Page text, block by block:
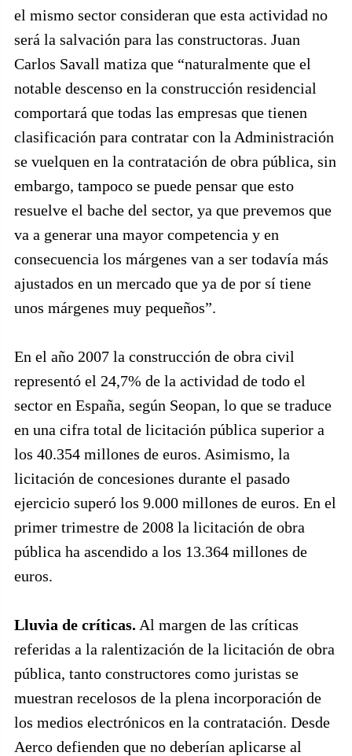
el mismo sector consideran que esta actividad no
será la salvación para las constructoras. Juan
Carlos Savall matiza que “naturalmente que el
notable descenso en la construcción residencial
comportará que todas las empresas que tienen
clasificación para contratar con la Administración
se vuelquen en la contratación de obra pública, sin
embargo, tampoco se puede pensar que esto
resuelve el bache del sector, ya que prevemos que
va a generar una mayor competencia y en
consecuencia los márgenes van a ser todavía más
ajustados en un mercado que ya de por sí tiene
unos márgenes muy pequeños”.
En el año 2007 la construcción de obra civil
representó el 24,7% de la actividad de todo el
sector en España, según Seopan, lo que se traduce
en una cifra total de licitación pública superior a
los 40.354 millones de euros. Asimismo, la
licitación de concesiones durante el pasado
ejercicio superó los 9.000 millones de euros. En el
primer trimestre de 2008 la licitación de obra
pública ha ascendido a los 13.364 millones de
euros.
Lluvia de críticas. Al margen de las críticas
referidas a la ralentización de la licitación de obra
pública, tanto constructores como juristas se
muestran recelosos de la plena incorporación de
los medios electrónicos en la contratación. Desde
Aerco defienden que no deberían aplicarse al